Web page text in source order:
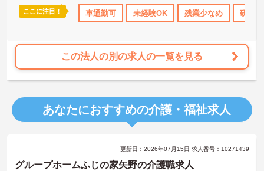
制度あり 産休･育休･介護休暇取得実績あり 交通費支給
ここに注目！ 車通勤可 未経験OK 残業少なめ 研修
この法人の別の求人の一覧を見る
あなたにおすすめの介護・福祉求人
更新日：2026年07月15日 求人番号：10271439
グループホームふじの家矢野の介護職求人